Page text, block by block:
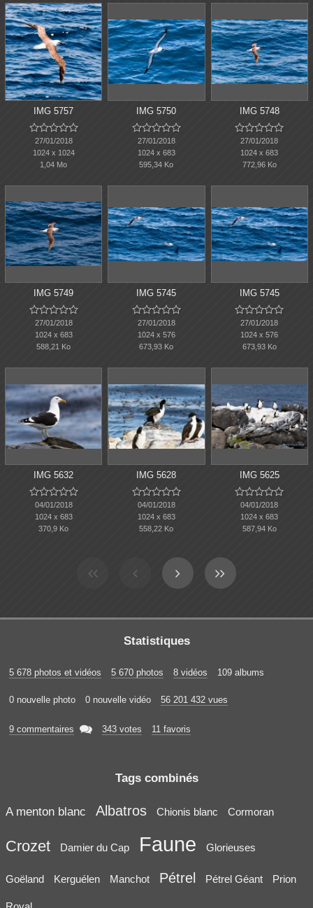
IMG 5757

27/01/2018
1024 x 1024
1,04 Mo
IMG 5750

27/01/2018
1024 x 683
595,34 Ko
IMG 5748

27/01/2018
1024 x 683
772,96 Ko
IMG 5749

27/01/2018
1024 x 683
588,21 Ko
IMG 5745

27/01/2018
1024 x 576
673,93 Ko
IMG 5745

27/01/2018
1024 x 576
673,93 Ko
IMG 5632

04/01/2018
1024 x 683
370,9 Ko
IMG 5628

04/01/2018
1024 x 683
558,22 Ko
IMG 5625

04/01/2018
1024 x 683
587,94 Ko
Statistiques
5 678 photos et vidéos 5 670 photos 8 vidéos 109 albums
0 nouvelle photo 0 nouvelle vidéo 56 201 432 vues
9 commentaires  343 votes 11 favoris
Tags combinés
A menton blanc Albatros Chionis blanc Cormoran
Crozet Damier du Cap Faune Glorieuses
Goëland Kerguélen Manchot Pétrel Pétrel Géant Prion